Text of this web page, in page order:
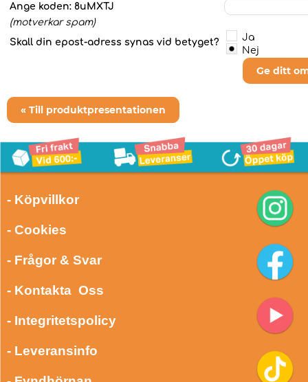
Ange koden: 8uMXTJ
(motverkar spam)
Skall din epost-adress synas vid betyget?
Ja
Nej
Ge ditt
« Till produktpresentationen
- Köpvillkor
- Cookies
- Frågor & Svar
- Kontakta Oss
- Integritetspolicy
- Leveransinfo